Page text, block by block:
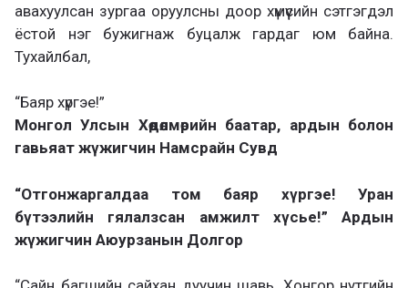
авахуулсан зургаа оруулсны доор хүмүүсийн сэтгэгдэл
ёстой нэг бужигнаж буцалж гардаг юм байна.
Тухайлбал,
“Баяр хүргэе!”
Монгол Улсын Хөдөлмөрийн баатар, ардын болон
гавьяат жүжигчин Намсрайн Сувд
“Отгонжаргалдаа том баяр хүргэе! Уран
бүтээлийн гялалзсан амжилт хүсье!” Ардын
жүжигчин Аюурзанын Долгор